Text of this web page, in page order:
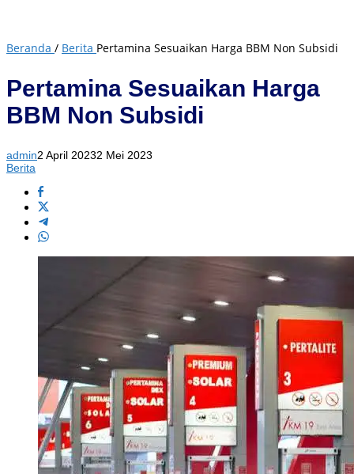
Beranda / Berita Pertamina Sesuaikan Harga BBM Non Subsidi
Pertamina Sesuaikan Harga
BBM Non Subsidi
admin2 April 20232 Mei 2023
Berita